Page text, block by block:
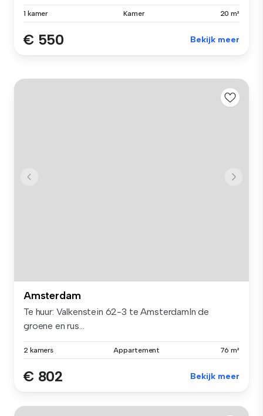
1 kamer Kamer 20 m²
€ 550 Bekijk meer
Amsterdam
Te huur: Valkenstein 62-3 te AmsterdamIn de
groene en rus...
2 kamers Appartement 76 m²
€ 802 Bekijk meer